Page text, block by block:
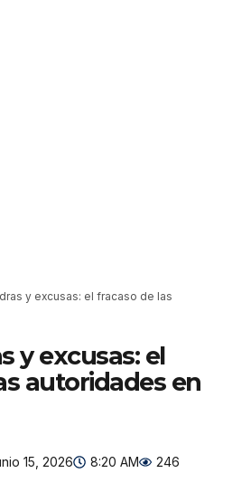
y excusas: el fracaso de las
y excusas: el
autoridades en
15, 2026 8:20 AM 246